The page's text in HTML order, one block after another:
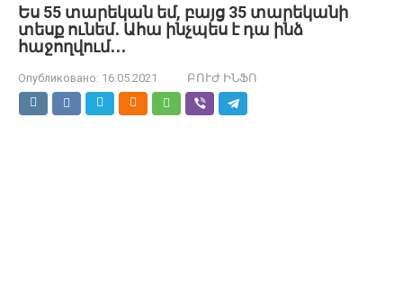
Ես 55 տարեկան եմ, բայց 35 տարեկանի
տեսք ունեմ․ Ահա ինչպես է դա ինձ
հաջողվում․․․
Опубликовано: 16.05.2021 ԲՈՒԺ ԻՆՖՈ